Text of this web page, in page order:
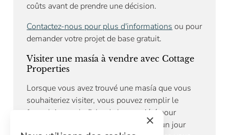
coûts avant de prendre une décision.
Contactez-nous pour plus d'informations ou pour
demander votre projet de base gratuit.
Visiter une masía à vendre avec Cottage
Properties
Lorsque vous avez trouvé une masía que vous
souhaiteriez visiter, vous pouvez remplir le
formulaire sur la fiche de la propriété pour
demander une visite. Dans un délai d'un jour
×